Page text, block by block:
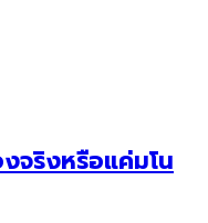
จริงหรือแค่มโน